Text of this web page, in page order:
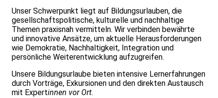
Unser Schwerpunkt liegt auf Bildungsurlauben, die
gesellschaftspolitische, kulturelle und nachhaltige
Themen praxisnah vermitteln. Wir verbinden bewährte
und innovative Ansätze, um aktuelle Herausforderungen
wie Demokratie, Nachhaltigkeit, Integration und
persönliche Weiterentwicklung aufzugreifen.
Unsere Bildungsurlaube bieten intensive Lernerfahrungen
durch Vorträge, Exkursionen und den direkten Austausch
mit Expertinnen vor Ort.